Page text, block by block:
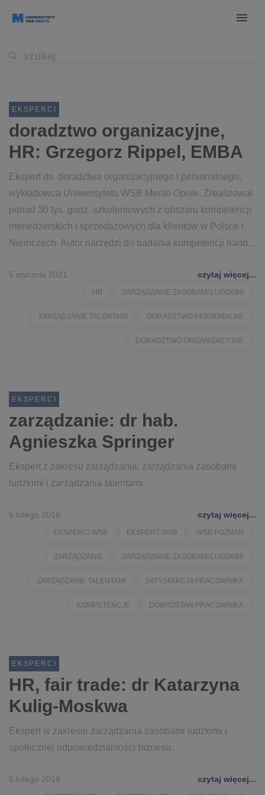
EKSPERCI
doradztwo organizacyjne,
HR: Grzegorz Rippel, EMBA
Ekspert ds. doradztwa organizacyjnego i personalnego,
wykładowca Uniwersytetu WSB Merito Opole. Zrealizował
ponad 30 tys. godz. szkoleniowych z obszaru kompetencji
menedżerskich i sprzedażowych dla klientów w Polsce i
Niemczech. Autor narzędzi do badania kompetencji hand...
5 stycznia 2021 czytaj więcej...
HR ZARZĄDZANIE ZASOBAMI LUDZKIMI
ZARZĄDZANIE TALENTAMI DORADZTWO PERSONALNE
DORADZTWO ORGANIZACYJNE
EKSPERCI
zarządzanie: dr hab.
Agnieszka Springer
Ekspert z zakresu zarządzania, zarządzania zasobami
ludzkimi i zarządzania talentami.
5 lutego 2018 czytaj więcej...
EKSPERCI WSB EKSPERT WSB WSB POZNAŃ
ZARZĄDZANIE ZARZĄDZANIE ZASOBAMI LUDZKIMI
ZARZĄDZANIE TALENTAMI SATYSFAKCJA PRACOWNIKA
KOMPETENCJE DOBROSTAN PRACOWNIKA
EKSPERCI
HR, fair trade: dr Katarzyna
Kulig-Moskwa
Ekspert w zakresie zarządzania zasobami ludzkimi i
społecznej odpowiedzialności biznesu.
5 lutego 2018 czytaj więcej...